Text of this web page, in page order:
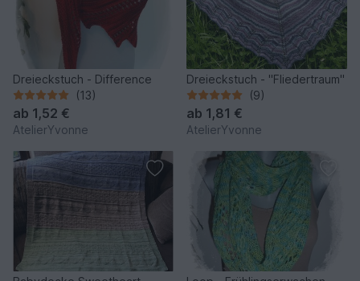
Dreieckstuch - Difference
(13)
ab 1,52 €
AtelierYvonne
Dreieckstuch - "Fliedertraum"
(9)
ab 1,81 €
AtelierYvonne